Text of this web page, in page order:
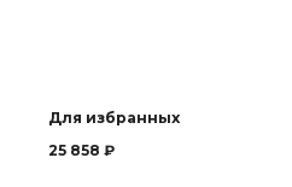
Для избранных
25 858 ₽